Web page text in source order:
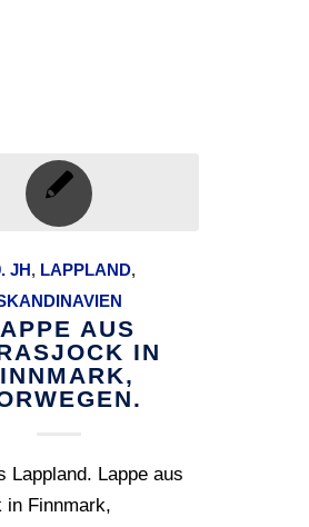
JH, LAPPLAND,
AUS
IN
Lappland. Lappe aus
in Finnmark,